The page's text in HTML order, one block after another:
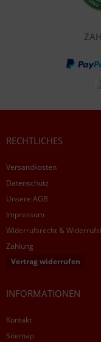
RECHTLICHES
Versandkosten
Datenschutz
Unsere AGB
Impressum
Widerrufsrecht &
Zahlung
Vertrag widerrufen
INFORMATIONEN
Kontakt
Sitemap